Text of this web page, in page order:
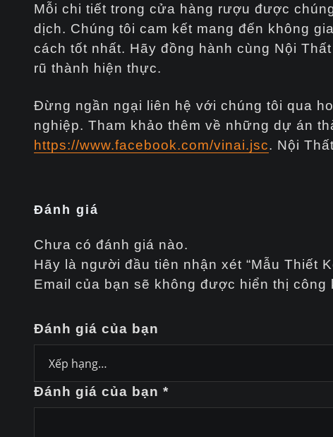
Mỗi chi tiết trong cửa hàng rượu được
dịch. Chúng tôi cam kết mang đến không
cách tốt nhất. Hãy đồng hành cùng Nội
rũ thành hiện thực.
Đừng ngần ngại liên hệ với chúng tôi qua
nghiệp. Tham khảo thêm về những dự án
https://www.facebook.com/vinai.jsc. Nội
Đánh giá
Chưa có đánh giá nào.
Hãy là người đầu tiên nhận xét “Mẫu Thiết
Email của bạn sẽ không được hiển thị công
Đánh giá của bạn
Đánh giá của bạn *